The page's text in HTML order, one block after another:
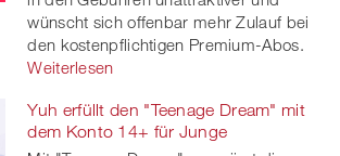
wünscht sich offenbar mehr Zulauf bei
den kostenpflichtigen Premium-Abos.
Weiterlesen
Yuh erfüllt den "Teenage Dream" mit
dem Konto 14+ für Junge